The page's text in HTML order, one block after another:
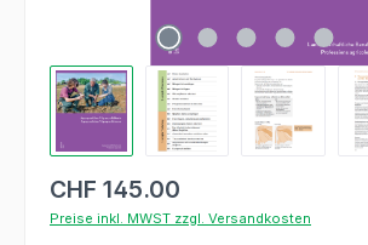
CHF 145.00
Preise inkl. MWST zzgl. Versandkosten